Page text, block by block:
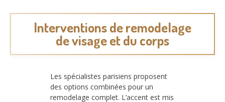
Interventions de remodelage
de visage et du corps
Les spécialistes parisiens proposent
des options combinées pour un
remodelage complet. L’accent est mis